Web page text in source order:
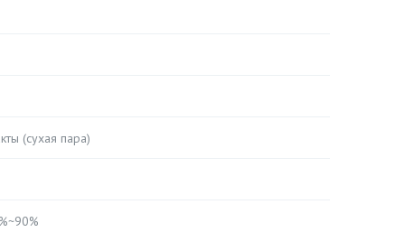
(сухая пара)